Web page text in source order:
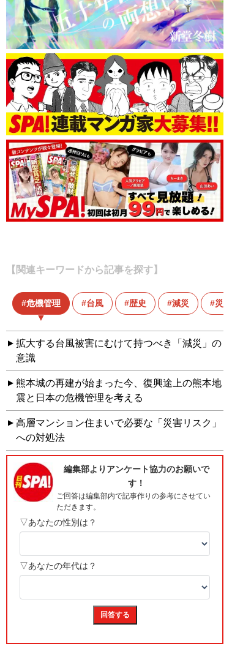
【関連キーワードから記事を探す】
危機管理 台風 歴史 減災 災害
拡大する台風被害にむけて持つべき「減災」の
意識
熊本城の再建が始まった今、復興途上の熊本地
震と日本の危機管理を考える
高層マンション住まいで必要な「災害リスク」
への対処法